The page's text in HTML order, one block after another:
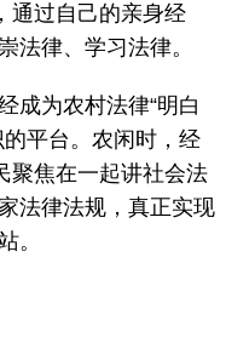
通过自己的亲身经
法律、学习法律。
为农村法律“明白
平台。农闲时，经
聚焦在一起讲社会法
法律法规，真正实现
。